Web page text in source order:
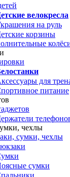
велокресла
на руль
корзины
для
питание
чехлы
сумки, чехлы
сумки